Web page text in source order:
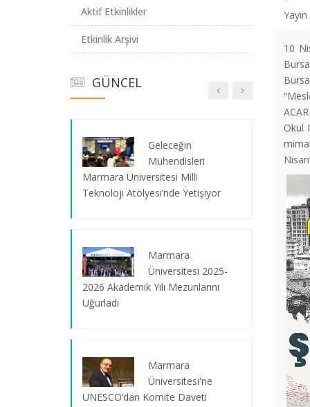
İçerik
10
Okul
Aktif Etkinlikler
Etkinlik Arşivi
GÜNCEL
Türk Dünyası
Üniversitesi’nde Düzenlendi
Geleceğin
Mühendisleri
Marmara Üniversitesi Milli
Teknoloji Atölyesi’nde Yetişiyor
Marmara
Üniversitesi 2025-
2026 Akademik Yılı Mezunlarını
Uğurladı
Marmara
Üniversitesi'ne
UNESCO’dan Komite Daveti
Milli Dayanışma Kampanyası (Biz Bize
Yeteriz Türkiyem)